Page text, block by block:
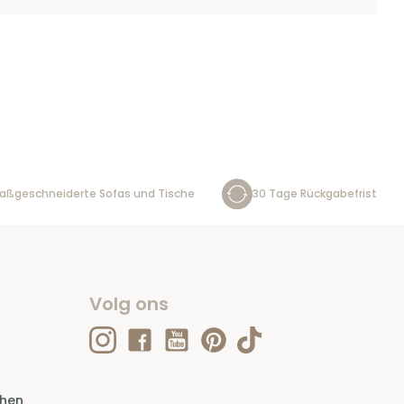
Sofas und Tische 30 Tage Rückgabefrist
Volg ons